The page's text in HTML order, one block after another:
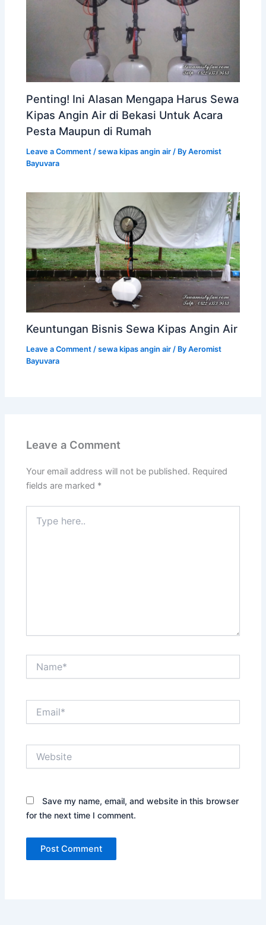
Penting! Ini Alasan Mengapa Harus Sewa
Kipas Angin Air di Bekasi Untuk Acara
Pesta Maupun di Rumah
Leave a Comment /sewa kipas angin air / ByAeromist
Bayuvara
Keuntungan Bisnis Sewa Kipas Angin Air
Leave a Comment /sewa kipas angin air / ByAeromist
Bayuvara
Leave a Comment
Your email address will not be published. Required
fields are marked *
here..
Save my name, email, and website in this browser
for the next time I comment.